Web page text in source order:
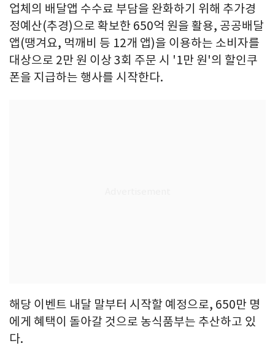
업체의 배달앱 수수료 부담을 완화하기 위해 추가경
정예산(추경)으로 확보한 650억 원을 활용, 공공배달
앱(땡겨요, 먹깨비 등 12개 앱)을 이용하는 소비자를
대상으로 2만 원 이상 3회 주문 시 '1만 원'의 할인쿠
폰을 지급하는 행사를 시작한다.
해당 이벤트 내달 말부터 시작할 예정으로, 650만 명
에게 혜택이 돌아갈 것으로 농식품부는 추산하고 있
다.